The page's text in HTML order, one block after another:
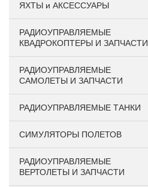
ЯХТЫ и АКСЕССУАРЫ
РАДИОУПРАВЛЯЕМЫЕ
КВАДРОКОПТЕРЫ И ЗАПЧАСТИ
РАДИОУПРАВЛЯЕМЫЕ
САМОЛЕТЫ И ЗАПЧАСТИ
РАДИОУПРАВЛЯЕМЫЕ ТАНКИ
СИМУЛЯТОРЫ ПОЛЕТОВ
РАДИОУПРАВЛЯЕМЫЕ
ВЕРТОЛЕТЫ И ЗАПЧАСТИ